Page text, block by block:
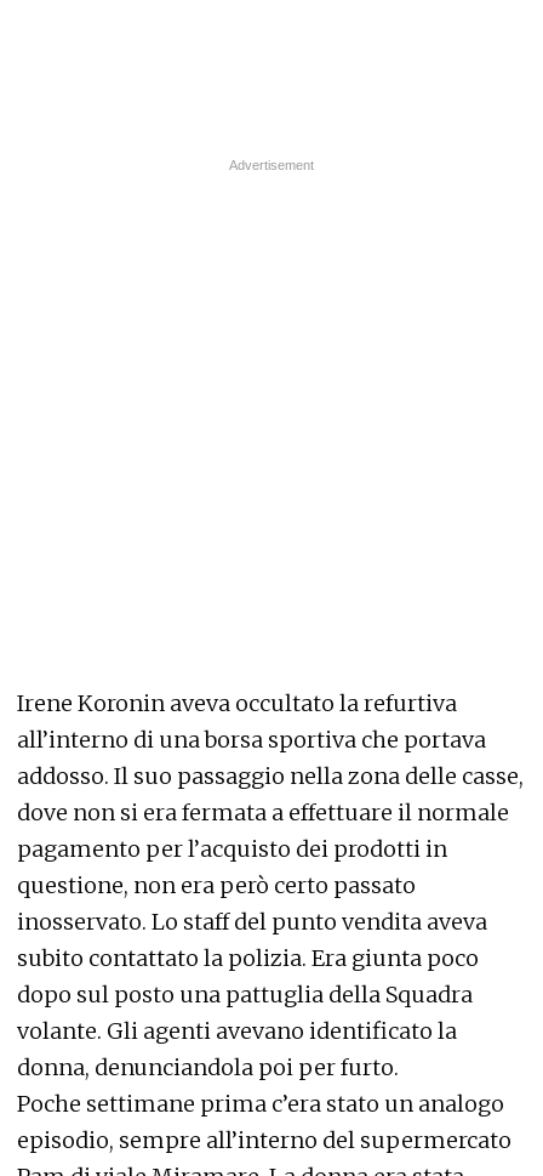
Irene Koronin aveva occultato la refurtiva
all’interno di una borsa sportiva che portava
addosso. Il suo passaggio nella zona delle casse,
dove non si era fermata a effettuare il normale
pagamento per l’acquisto dei prodotti in
questione, non era però certo passato
inosservato. Lo staff del punto vendita aveva
subito contattato la polizia. Era giunta poco
dopo sul posto una pattuglia della Squadra
volante. Gli agenti avevano identificato la
donna, denunciandola poi per furto.
Poche settimane prima c’era stato un analogo
episodio, sempre all’interno del supermercato